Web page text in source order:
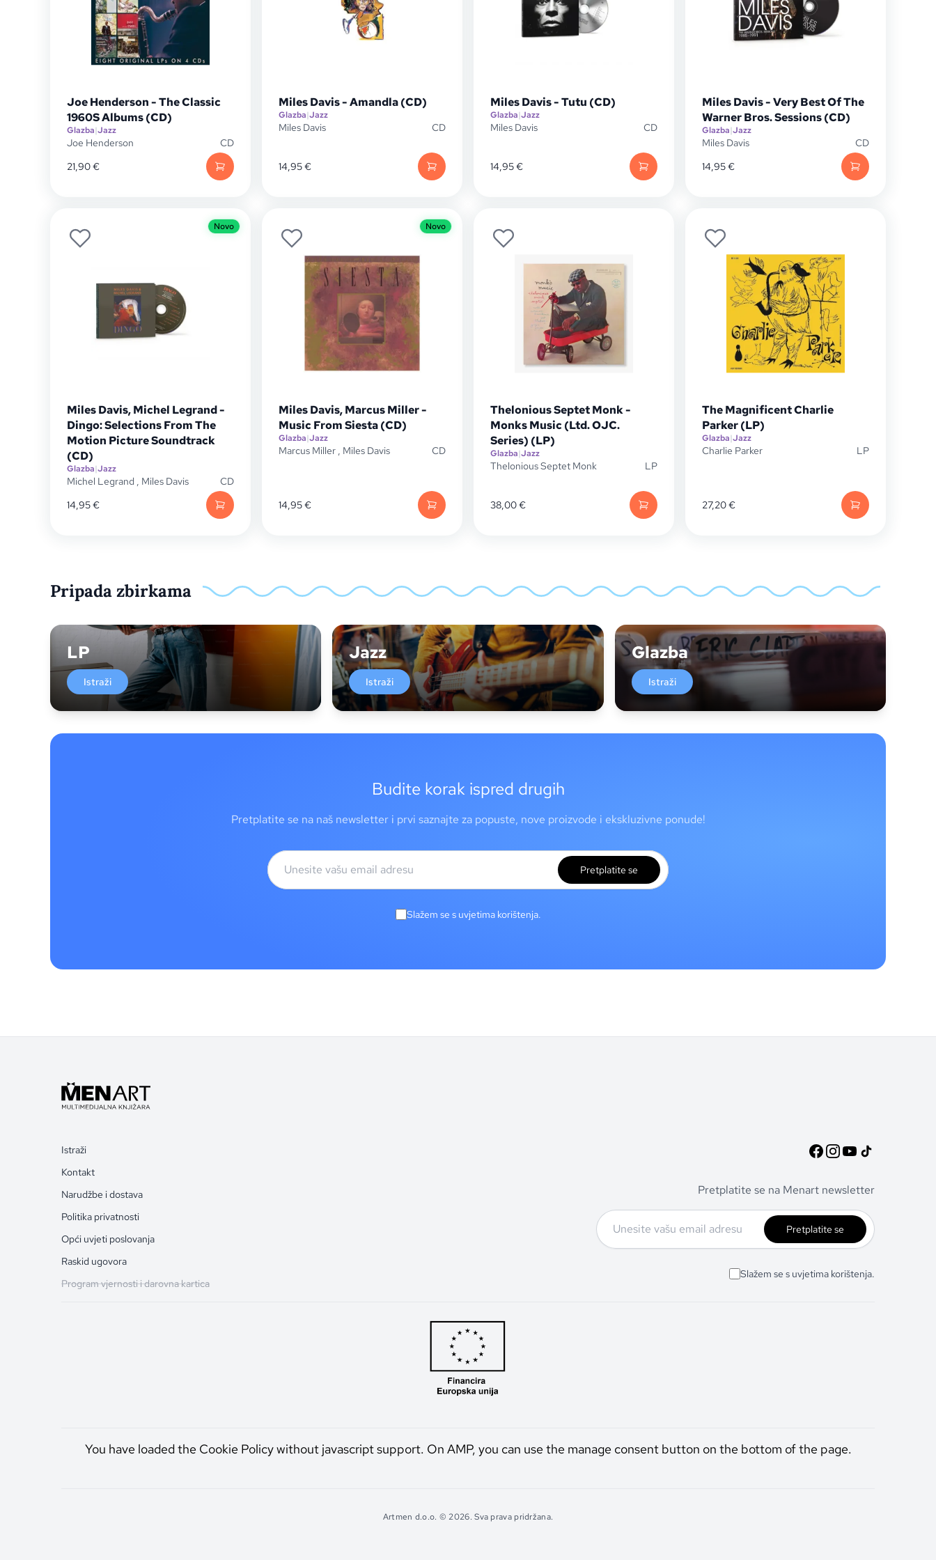
Joe Henderson - The Classic
1960S Albums (CD)
Glazba|Jazz
Joe Henderson
CD
21,90€
Miles Davis - Amandla (CD)
Glazba|Jazz
Miles Davis CD
14,95€
Miles Davis - Tutu (CD)
Glazba|Jazz
Miles Davis CD
14,95€
Miles Davis - Very Best Of The
Warner Bros. Sessions (CD)
Glazba|Jazz
Miles Davis
CD
14,95€
Novo
Miles Davis, Michel Legrand -
Dingo: Selections From The
Motion Picture Soundtrack
(CD)
Glazba|Jazz
Michel Legrand , Miles Davis
CD
14,95€
Novo
Miles Davis, Marcus Miller -
Music From Siesta (CD)
Glazba|Jazz
Marcus Miller , Miles Davis CD
14,95€
Thelonious Septet Monk -
Monks Music (Ltd. OJC.
Series) (LP)
Glazba|Jazz
Thelonious Septet Monk LP
38,00€
The Magnificent Charlie
Parker (LP)
Glazba|Jazz
Charlie Parker LP
27,20€
Pripada zbirkama
LP
Istraži
Jazz
Istraži
Glazba
Istraži
Budite korak ispred drugih
Pretplatite se na naš newsletter i prvi saznajte za popuste, nove proizvode i ekskluzivne ponude!
Pretplatite se
Slažem se s uvjetima korištenja.
Istraži
Kontakt
Narudžbe i dostava
Politika privatnosti
Opći uvjeti poslovanja
Raskid ugovora
Program vjernosti i darovna kartica
Pretplatite se na Menart newsletter
Pretplatite se
Slažem se s uvjetima korištenja.
You have loaded the Cookie Policy without javascript support. On AMP, you can use the manage consent button on the bottom of the page.
Artmen d.o.o. © 2026. Sva prava pridržana.